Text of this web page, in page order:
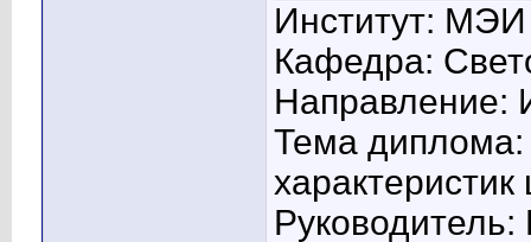
Институт: МЭИ
Кафедра:
Направление:
Тема диплома: